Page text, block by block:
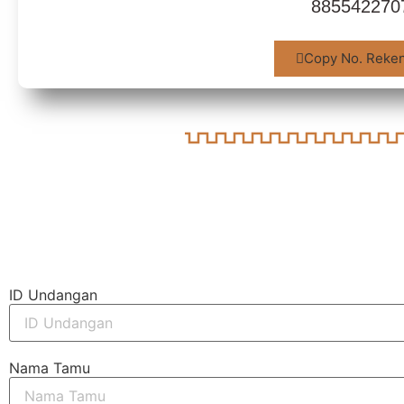
Copy No.
ID Undangan
Nama Tamu